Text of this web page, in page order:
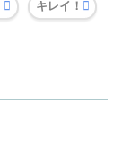
キレイ！